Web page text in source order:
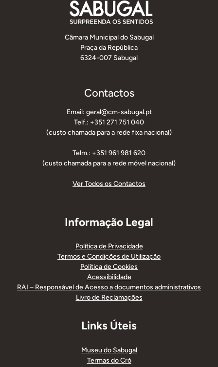
Câmara Municipal do Sabugal
Praça da República
6324-007 Sabugal
Contactos
Email: geral@cm-sabugal.pt
Telf.: +351 271 751 040
(custo chamada para a rede fixa nacional)
Telm.: +351 961 981 620
(custo chamada para a rede móvel nacional)
Ver Todos os Contactos
Informação Legal
Política de Privacidade
Termos e Condições de Utilização
Política de Cookies
Acessibilidade
RAI – Responsável de Acesso a documentos administrativos
Livro de Reclamações
Links Úteis
Museu do Sabugal
Termas do Cró